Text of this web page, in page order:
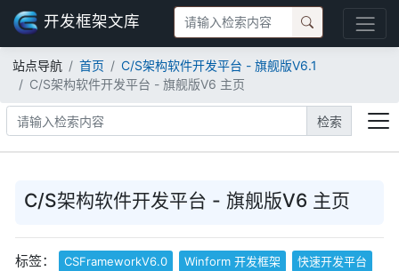
开发框架文库
站点导航 首页
C/S架构软件开发平台 - 旗舰版V6.1
C/S架构软件开发平台 - 旗舰版V6 主页
检索
C/S架构软件开发平台 - 旗舰版V6 主页
标签： CSFrameworkV6.0 Winform 开发框架
快速开发平台